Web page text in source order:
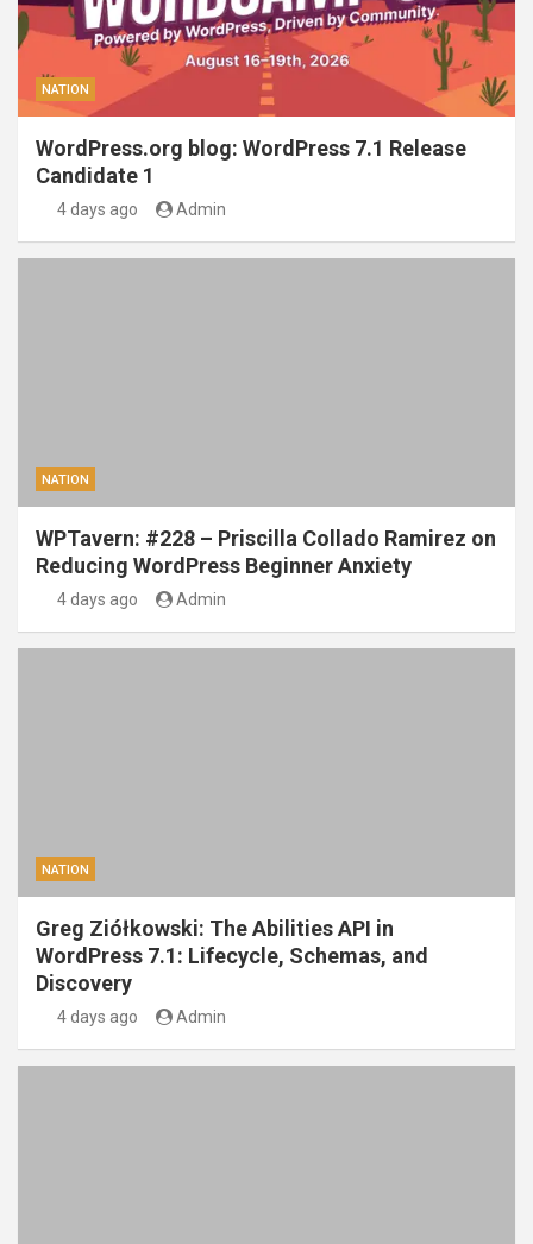
NATION
WordPress.org blog: WordPress 7.1 Release
Candidate 1
4 days ago Admin
NATION
WPTavern: #228 – Priscilla Collado Ramirez on
Reducing WordPress Beginner Anxiety
4 days ago Admin
NATION
Greg Ziółkowski: The Abilities API in
WordPress 7.1: Lifecycle, Schemas, and
Discovery
4 days ago Admin